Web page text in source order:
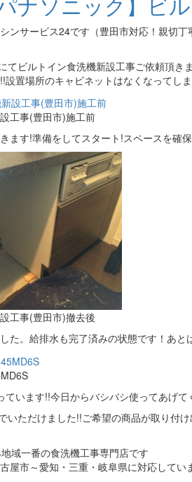
ンサービス24です（豊田市対応！親切丁
てビルトイン食洗機新設工事ご依頼頂き
設置場所のキャビネットはなくなってし
工事(豊田市)施工前
ます!準備をしてスタート!スペースを確
工事(豊田市)撤去後
た。給排水も完了済みの状態です！あと
ています!!今日からバシバシ使ってあげて
いただけました!!ご希望の商品が取り付
域一番の食洗機工事専門店です
屋市～愛知・三重・岐阜県に対応してい